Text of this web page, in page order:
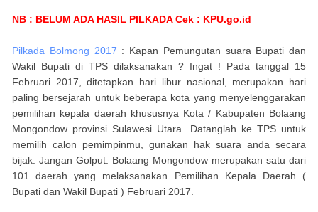
NB : BELUM ADA HASIL PILKADA Cek : KPU.go.id
Pilkada Bolmong 2017 : Kapan Pemungutan suara Bupati dan
Wakil Bupati di TPS dilaksanakan ? Ingat ! Pada tanggal 15
Februari 2017, ditetapkan hari libur nasional, merupakan hari
paling bersejarah untuk beberapa kota yang menyelenggarakan
pemilihan kepala daerah khususnya Kota / Kabupaten Bolaang
Mongondow provinsi Sulawesi Utara . Datanglah ke TPS untuk
memilih calon pemimpinmu, gunakan hak suara anda secara
bijak. Jangan Golput. Bolaang Mongondow merupakan satu dari
101 daerah yang melaksanakan Pemilihan Kepala Daerah (
Bupati dan Wakil Bupati ) Februari 2017.